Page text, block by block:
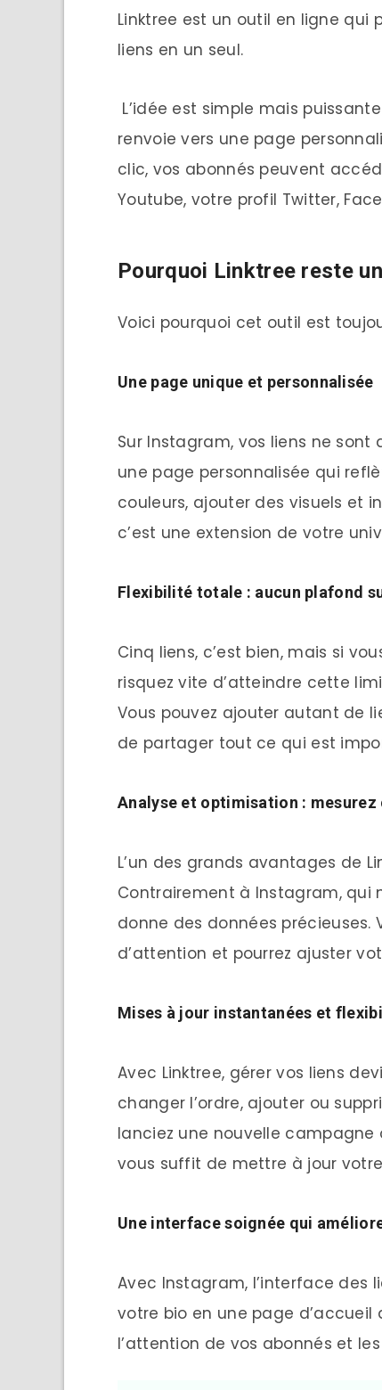
Linktree est un outil en ligne qui
liens en un seul.
L’idée est simple mais
renvoie vers une page
clic, vos abonnés peuvent
Youtube, votre profil Twitter,
Pourquoi Linktree reste
Voici pourquoi cet outil est
Une page unique et personnalisée
Sur Instagram, vos liens ne sont
une page personnalisée qui
couleurs, ajouter des visuels et
c’est une extension de votre
Flexibilité totale : aucun plafond
Cinq liens, c’est bien, mais si
risquez vite d’atteindre cette
Vous pouvez ajouter autant de
de partager tout ce qui est
Analyse et optimisation :
L’un des grands avantages de
Contrairement à Instagram, qui
donne des données précieuses.
d’attention et pourrez ajuster
Mises à jour instantanées et
Avec Linktree, gérer vos liens
changer l’ordre, ajouter ou
lanciez une nouvelle campagne
vous suffit de mettre à jour
Une interface soignée qui
Avec Instagram, l’interface des
votre bio en une page
l’attention de vos abonnés et